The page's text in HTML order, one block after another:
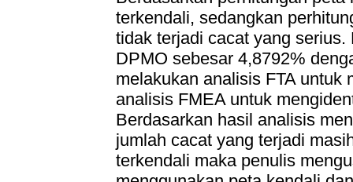
terkendali, sedangkan
tidak terjadi cacat yang
DPMO sebesar 4,8792%
melakukan analisis FTA untuk
analisis FMEA untuk
Berdasarkan hasil analisis
jumlah cacat yang terjadi
terkendali maka penulis